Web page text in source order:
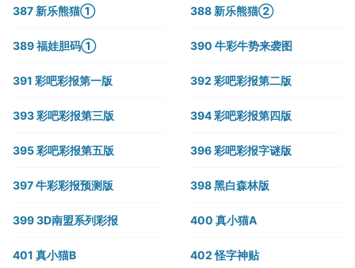
387 新乐熊猫① 388 新乐熊猫②
389 福娃胆码① 390 牛彩牛势来袭图
391 彩吧彩报第一版 392 彩吧彩报第二版
393 彩吧彩报第三版 394 彩吧彩报第四版
395 彩吧彩报第五版 396 彩吧彩报字谜版
397 牛彩彩报预测版 398 黑白森林版
399 3D南盟系列彩报 400 真小猫A
401 真小猫B 402 怪字神贴